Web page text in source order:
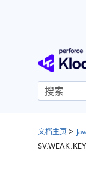
文档主页 >